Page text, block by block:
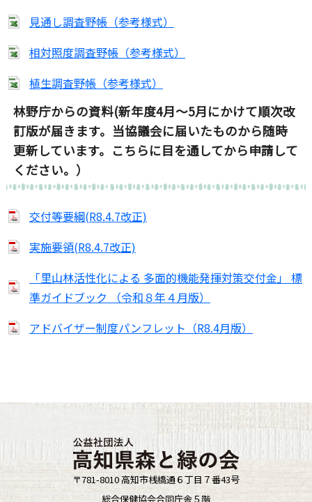
見通し調査野帳（参考様式）
相対照度調査野帳（参考様式）
植生調査野帳（参考様式）
林野庁からの資料(新年度4月～5月にかけて順次改
訂版が届きます。当協議会に届いたものから随時
更新しています。こちらに目を通してから申請して
ください。）
交付等要綱(R8.4.7改正)
実施要領(R8.4.7改正)
「里山林活性化による 多面的機能発揮対策交付金」 標
準ガイドブック （令和８年４月版）
アドバイザー制度パンフレット（R8.4月版）
〒781-8010 高知市桟橋通６丁目７番43号
総合保健協会合同庁舎５階